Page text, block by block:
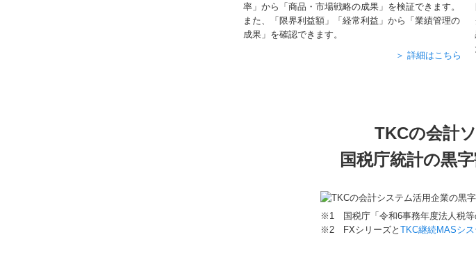
率」から「商品・市場戦略の成果」を検証できます。
また、「限界利益額」「経常利益」から「業績管理の
成果」を確認できます。
＞ 詳細はこちら
TKCの会計
国税庁統計の黒
※1 国税庁「令和6事務年度法人税等
※2 FXシリーズと TKC継続MASシス